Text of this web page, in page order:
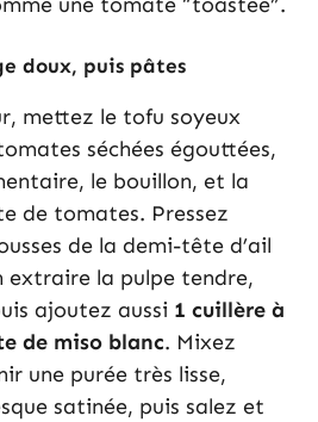
doux, puis pâtes
mettez le tofu soyeux
séchées égouttées,
le bouillon, et la
de tomates. Pressez
de la demi-tête d’ail
extraire la pulpe tendre,
ajoutez aussi 1 cuillère à
de miso blanc. Mixez
une purée très lisse,
satinée, puis salez et